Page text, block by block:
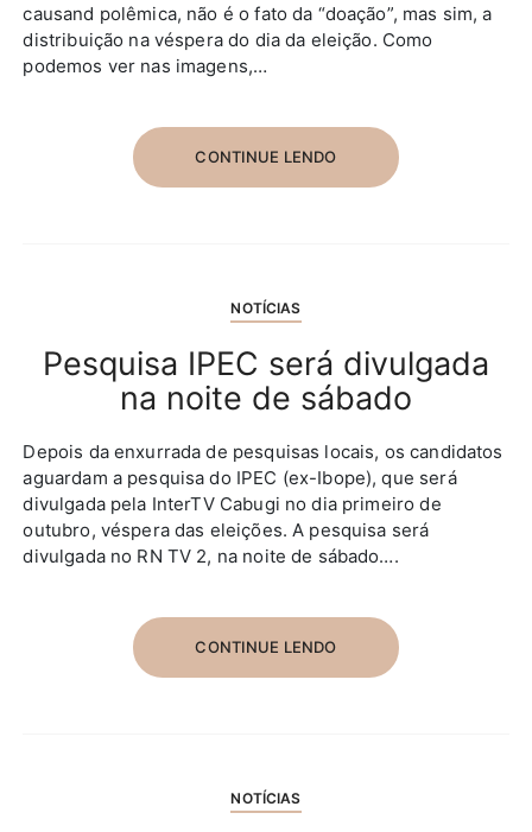
causand polêmica, não é o fato da “doação”, mas sim, a
distribuição na véspera do dia da eleição. Como
podemos ver nas imagens,…
CONTINUE LENDO
NOTÍCIAS
Pesquisa IPEC será divulgada
na noite de sábado
Depois da enxurrada de pesquisas locais, os candidatos
aguardam a pesquisa do IPEC (ex-Ibope), que será
divulgada pela InterTV Cabugi no dia primeiro de
outubro, véspera das eleições. A pesquisa será
divulgada no RN TV 2, na noite de sábado….
CONTINUE LENDO
NOTÍCIAS